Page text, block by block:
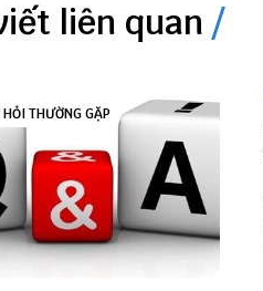
liên quan
THƯỜNG GẶP